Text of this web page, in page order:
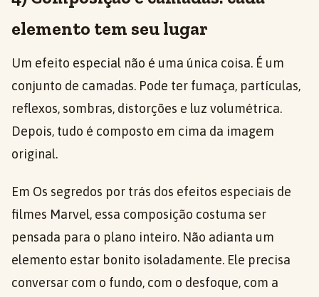
elemento tem seu lugar
Um efeito especial não é uma única coisa. É um
conjunto de camadas. Pode ter fumaça, partículas,
reflexos, sombras, distorções e luz volumétrica.
Depois, tudo é composto em cima da imagem
original.
Em Os segredos por trás dos efeitos especiais de
filmes Marvel, essa composição costuma ser
pensada para o plano inteiro. Não adianta um
elemento estar bonito isoladamente. Ele precisa
conversar com o fundo, com o desfoque, com a